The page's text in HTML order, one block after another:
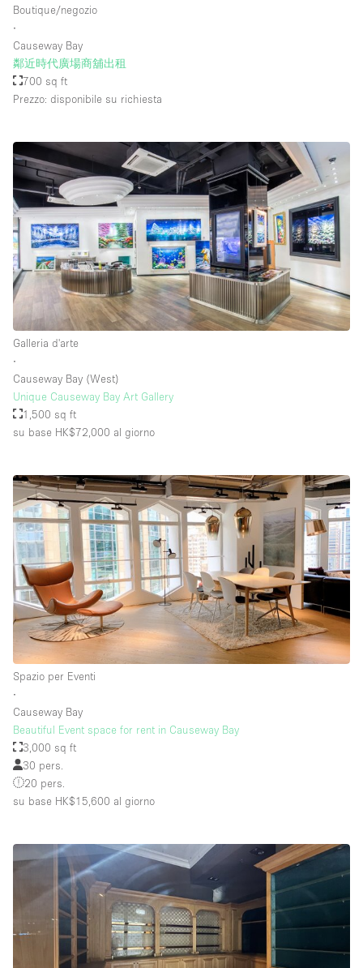
Piano/Accesso
Seminterrato
Piano terra su strada
Centro commerciale
Terrazza
Di sopra
Altro
Boutique/negozio
∙
Causeway Bay
鄰近時代廣場商舖出租
700 sq ft
Prezzo: disponibile su richiesta
Galleria d'arte
∙
Causeway Bay (West)
Unique Causeway Bay Art Gallery
1,500 sq ft
su base HK$72,000 al giorno
Spazio per Eventi
∙
Causeway Bay
Beautiful Event space for rent in Causeway Bay
3,000 sq ft
30 pers.
20 pers.
su base HK$15,600 al giorno